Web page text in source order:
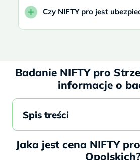
Czy NIFTY pro jest
Badanie NIFTY pro
informacje o
Spis treści
Jaka jest cena NIFTY